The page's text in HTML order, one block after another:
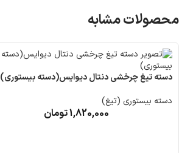
محصولات مشابه
دسته تیغ چرخشی دنتال دیوایس(دسته بیستوری)
دسته بیستوری (تیغ)
1,820,000تومان